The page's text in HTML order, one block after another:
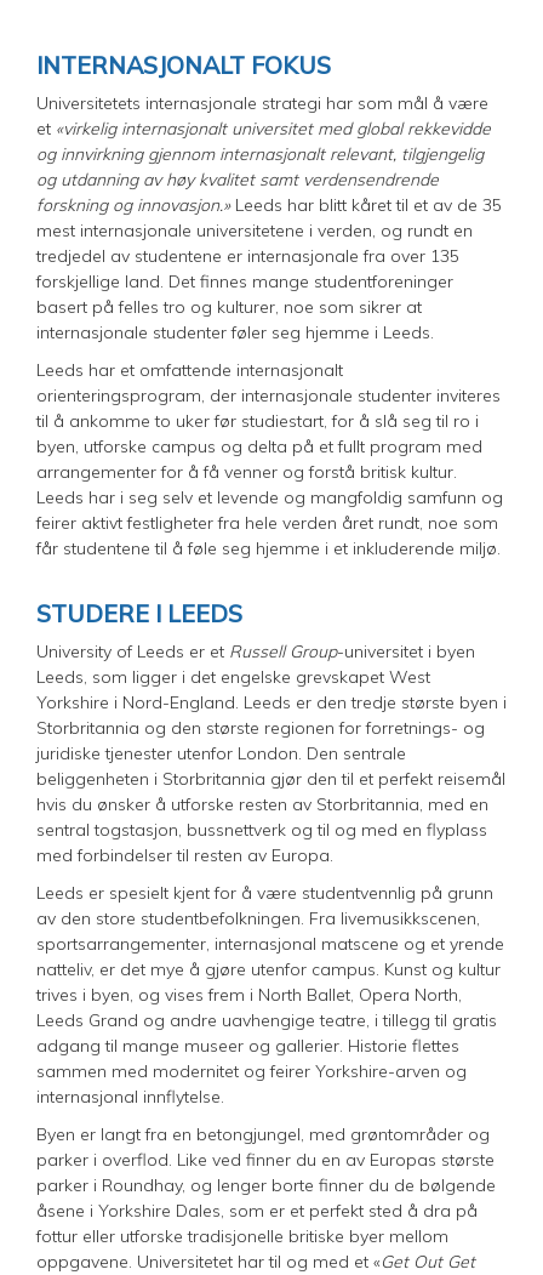
INTERNASJONALT FOKUS
Universitetets internasjonale strategi har som mål å være
et «virkelig internasjonalt universitet med global rekkevidde
og innvirkning gjennom internasjonalt relevant, tilgjengelig
og utdanning av høy kvalitet samt verdensendrende
forskning og innovasjon.»Leeds har blitt kåret til et av de 35
mest internasjonale universitetene i verden, og rundt en
tredjedel av studentene er internasjonale fra over 135
forskjellige land. Det finnes mange studentforeninger
basert på felles tro og kulturer, noe som sikrer at
internasjonale studenter føler seg hjemme i Leeds.
Leeds har et omfattende internasjonalt
orienteringsprogram, der internasjonale studenter inviteres
til å ankomme to uker før studiestart, for å slå seg til ro i
byen, utforske campus og delta på et fullt program med
arrangementer for å få venner og forstå britisk kultur.
Leeds har i seg selv et levende og mangfoldig samfunn og
feirer aktivt festligheter fra hele verden året rundt, noe som
får studentene til å føle seg hjemme i et inkluderende miljø.
STUDERE I LEEDS
University of Leeds er et Russell Group-universitet i byen
Leeds, som ligger i det engelske grevskapet West
Yorkshire i Nord-England. Leeds er den tredje største byen i
Storbritannia og den største regionen for forretnings- og
juridiske tjenester utenfor London. Den sentrale
beliggenheten i Storbritannia gjør den til et perfekt reisemål
hvis du ønsker å utforske resten av Storbritannia, med en
sentral togstasjon, bussnettverk og til og med en flyplass
med forbindelser til resten av Europa.
Leeds er spesielt kjent for å være studentvennlig på grunn
av den store studentbefolkningen. Fra livemusikkscenen,
sportsarrangementer, internasjonal matscene og et yrende
natteliv, er det mye å gjøre utenfor campus. Kunst og kultur
trives i byen, og vises frem i North Ballet, Opera North,
Leeds Grand og andre uavhengige teatre, i tillegg til gratis
adgang til mange museer og gallerier. Historie flettes
sammen med modernitet og feirer Yorkshire-arven og
internasjonal innflytelse.
Byen er langt fra en betongjungel, med grøntområder og
parker i overflod. Like ved finner du en av Europas største
parker i Roundhay, og lenger borte finner du de bølgende
åsene i Yorkshire Dales, som er et perfekt sted å dra på
fottur eller utforske tradisjonelle britiske byer mellom
oppgavene. Universitetet har til og med et «Get Out Get